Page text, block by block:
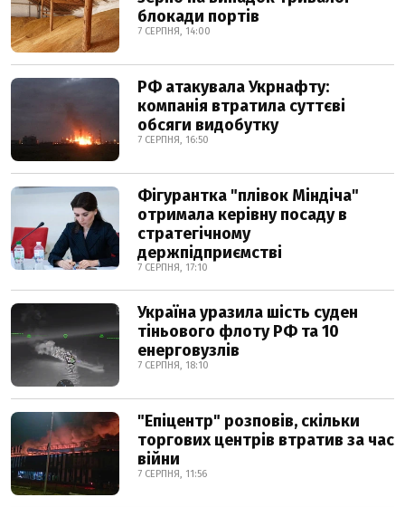
блокади портів
7 СЕРПНЯ, 14:00
РФ атакувала Укрнафту:
компанія втратила суттєві
обсяги видобутку
7 СЕРПНЯ, 16:50
Фігурантка "плівок Міндіча"
отримала керівну посаду в
стратегічному
держпідприємстві
7 СЕРПНЯ, 17:10
Україна уразила шість суден
тіньового флоту РФ та 10
енерговузлів
7 СЕРПНЯ, 18:10
"Епіцентр" розповів, скільки
торгових центрів втратив за час
війни
7 СЕРПНЯ, 11:56